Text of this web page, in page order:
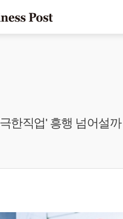
한직업' 흥행 넘어설까